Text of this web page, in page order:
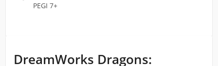
PEGI 7+
DreamWorks Dragons: